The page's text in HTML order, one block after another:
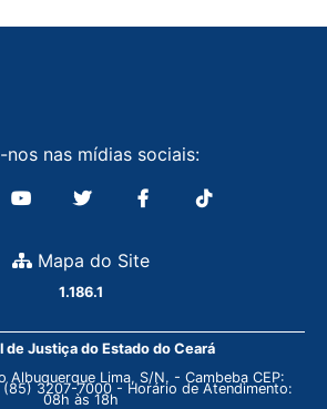
nos nas mídias sociais:
Mapa do Site
1.186.1
de Justiça do Estado do Ceará
Albuquerque Lima, S/N. - Cambeba CEP:
3207-7000 - Horário de Atendimento:
08h às 18h